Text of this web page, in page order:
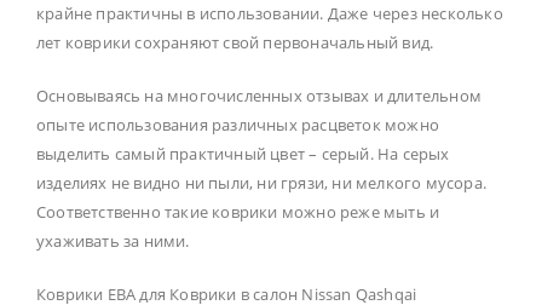
крайне практичны в использовании. Даже через несколько
лет коврики сохраняют свой первоначальный вид.
Основываясь на многочисленных отзывах и длительном
опыте использования различных расцветок можно
выделить самый практичный цвет – серый. На серых
изделиях не видно ни пыли, ни грязи, ни мелкого мусора.
Соответственно такие коврики можно реже мыть и
ухаживать за ними.
Коврики ЕВА для Коврики в салон Nissan Qashqai